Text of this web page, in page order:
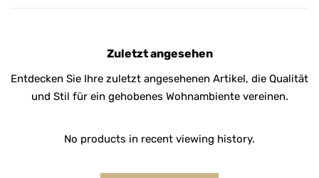
Zuletzt angesehen
Entdecken Sie Ihre zuletzt angesehenen Artikel, die Qualität
und Stil für ein gehobenes Wohnambiente vereinen.
No products in recent viewing history.